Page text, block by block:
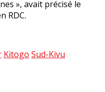
», avait précisé le
RDC.
Kitogo Sud-Kivu